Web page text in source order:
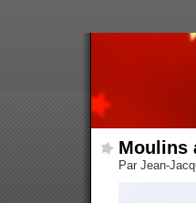
Moulins
Par Jean-